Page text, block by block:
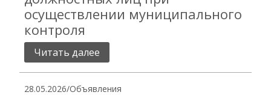
осуществлении муниципального
контроля
Читать далее
28.05.2026/Объявления